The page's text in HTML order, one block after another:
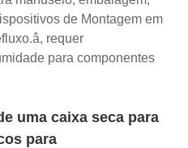
de Montagem em
requer
para componentes
uma caixa seca para
para